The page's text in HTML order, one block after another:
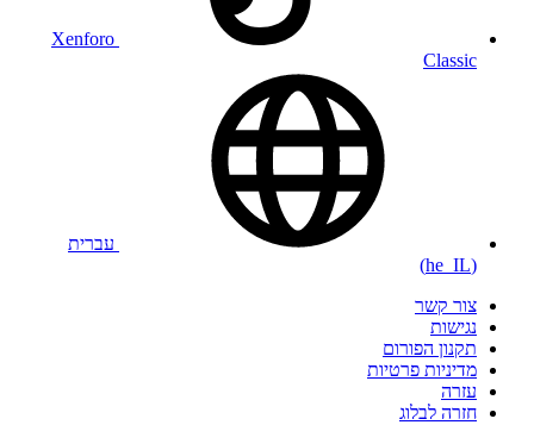
Xenforo
Classic
עברית
(he_IL)
צור קשר
נגישות
תקנון הפורום
מדיניות פרטיות
עזרה
חזרה לבלוג